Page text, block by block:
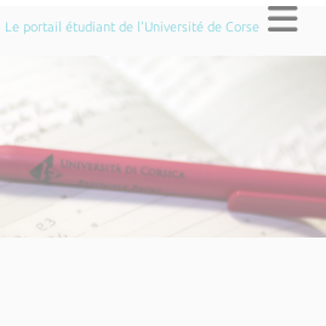
Le portail étudiant de l'Université de Corse